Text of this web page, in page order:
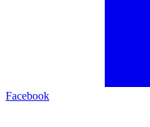
Facebook